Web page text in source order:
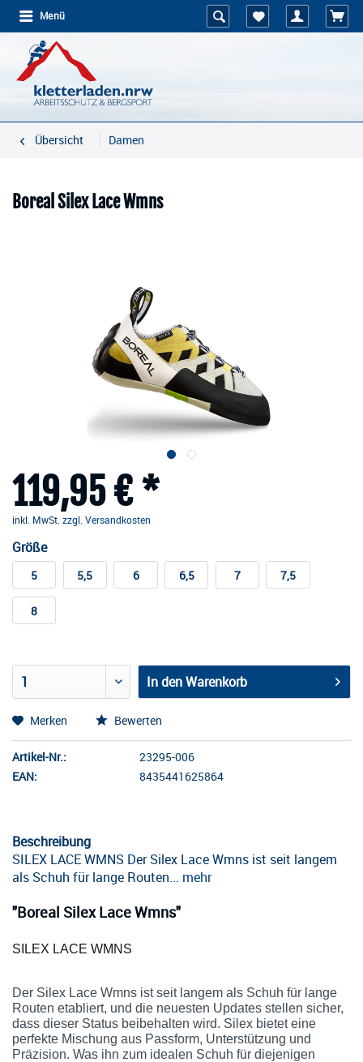
Menü
Übersicht Damen
Boreal Silex Lace Wmns
119,95 € *
inkl. MwSt. zzgl. Versandkosten
Größe
5 5,5 6 6,5 7 7,5
8
In denWarenkorb
Merken Bewerten
Artikel-Nr.:
23295-006
EAN:
8435441625864
Beschreibung
SILEX LACE WMNS Der Silex Lace Wmns ist seit langem
als Schuh für lange Routen... mehr
"Boreal Silex Lace Wmns"
SILEX LACE WMNS
Der Silex Lace Wmns ist seit langem als Schuh für lange
Routen etabliert, und die neuesten Updates stellen sicher,
dass dieser Status beibehalten wird. Silex bietet eine
perfekte Mischung aus Passform, Unterstützung und
Präzision. Was ihn zum idealen Schuh für diejenigen